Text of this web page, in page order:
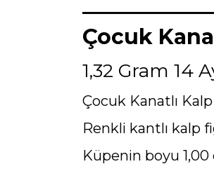
Çocuk
1,32 Gram 14
Çocuk Kanatlı Kalp
Renkli kantlı kalp
Küpenin boyu 1,00